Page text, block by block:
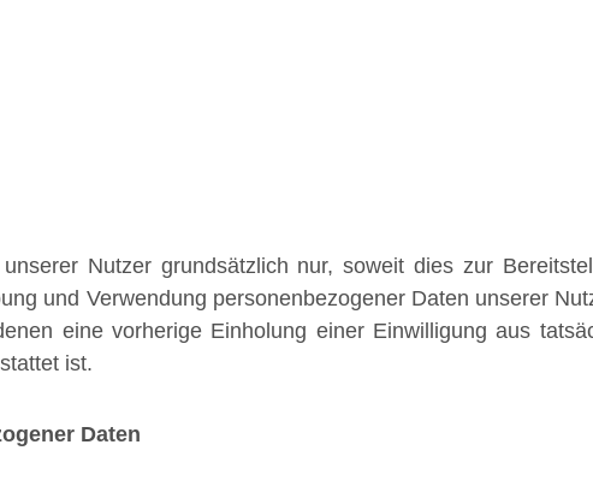
Nutzer grundsätzlich nur, soweit dies zur
und Verwendung personenbezogener Daten unserer
eine vorherige Einholung einer Einwilligung aus
ist.
Daten